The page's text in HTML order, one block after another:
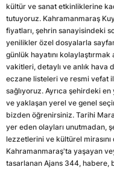
kültür ve sanat etkinliklerine
tutuyoruz. Kahramanmaraş
fiyatları, şehrin sanayisindeki
yenilikler özel dosyalarla
günlük hayatını
vakitleri, detaylı ve anlık
eczane listeleri ve resmi vefat
sağlıyoruz. Ayrıca şehirdeki
ve yaklaşan yerel ve genel
bizden öğrenirsiniz. Tarihi
yer eden olayları unutmadan,
lezzetlerini ve kültürel mirasını
Kahramanmaraş'ta yaşayan
tasarlanan Ajans 344, habere,